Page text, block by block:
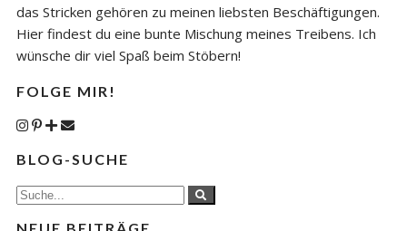
das Stricken gehören zu meinen liebsten Beschäftigungen.
Hier findest du eine bunte Mischung meines Treibens. Ich
wünsche dir viel Spaß beim Stöbern!
FOLGE MIR!
BLOG-SUCHE